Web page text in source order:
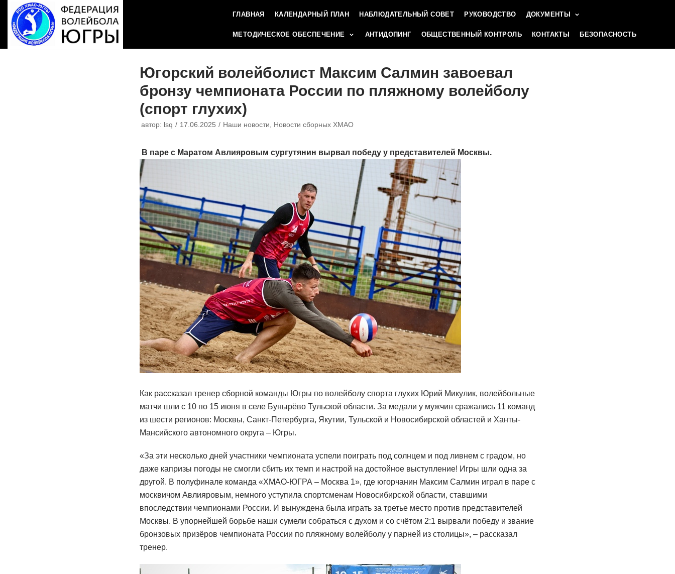
Перейти
к
содержимому
ГЛАВНАЯ КАЛЕНДАРНЫЙ ПЛАН НАБЛЮДАТЕЛЬНЫЙ СОВЕТ РУКОВОДСТВО ДОКУМЕНТЫ
МЕТОДИЧЕСКОЕ ОБЕСПЕЧЕНИЕ АНТИДОПИНГ ОБЩЕСТВЕННЫЙ КОНТРОЛЬ КОНТАКТЫ БЕЗОПАСНОСТЬ
Югорский волейболист Максим Салмин завоевал
бронзу чемпионата России по пляжному волейболу
(спорт глухих)
автор: lsq 17.06.2025 Наши новости, Новости сборных ХМАО
В паре с Маратом Авлияровым сургутянин вырвал победу у представителей Москвы.
Как рассказал тренер сборной команды Югры по волейболу спорта глухих Юрий Микулик, волейбольные
матчи шли с 10 по 15 июня в селе Бунырёво Тульской области. За медали у мужчин сражались 11 команд
из шести регионов: Москвы, Санкт-Петербурга, Якутии, Тульской и Новосибирской областей и Ханты-
Мансийского автономного округа – Югры.
«За эти несколько дней участники чемпионата успели поиграть под солнцем и под ливнем с градом, но
даже капризы погоды не смогли сбить их темп и настрой на достойное выступление! Игры шли одна за
другой. В полуфинале команда «ХМАО-ЮГРА – Москва 1», где югорчанин Максим Салмин играл в паре с
москвичом Авлияровым, немного уступила спортсменам Новосибирской области, ставшими
впоследствии чемпионами России. И вынуждена была играть за третье место против представителей
Москвы. В упорнейшей борьбе наши сумели собраться с духом и со счётом 2:1 вырвали победу и звание
бронзовых призёров чемпионата России по пляжному волейболу у парней из столицы», – рассказал
тренер.